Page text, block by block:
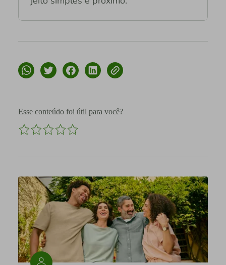
Esse conteúdo foi útil para você?